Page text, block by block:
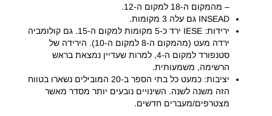
– מהמקום ה-18 למקום ה-12.
INSEAD גם עלה 3 מקומות.
ירידות: IESE ירד כ-5 מקומות למקום ה-15. גם קולומביה
ירדה מעט (מהמקום ה-8 למקום ה-10). הירידה של
סטנפורד למקום ה-4, למרות שעדיין נמצאת בראש
הרשימה, משמעותית.
יציבות: כמעט כל בתי הספר ב-20 המובילים נשארו בטווח
הזה משנה לשנה. השינויים נובעים יותר מסדר מאשר
מצטרפים/מעברים חדשים.